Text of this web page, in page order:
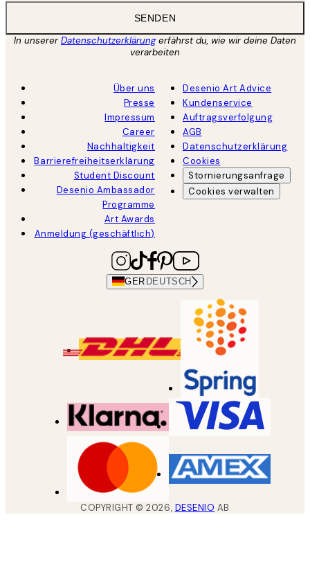
SENDEN
In unsererDatenschutzerklärungerfährst du, wie wir deine Daten
verarbeiten
Über uns
Presse
Impressum
Career
Nachhaltigkeit
Barrierefreiheitserklärung
Student Discount
Desenio Ambassador
Programme
Art Awards
Anmeldung (geschäftlich)
Desenio Art Advice
Kundenservice
Auftragsverfolgung
AGB
Datenschutzerklärung
Cookies
Stornierungsanfrage
Cookies verwalten
GER DEUTSCH
COPYRIGHT ©2026, DESENIO AB